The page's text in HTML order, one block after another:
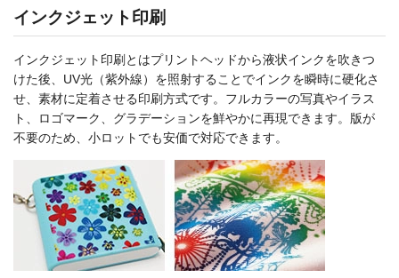
インクジェット印刷
インクジェット印刷とはプリントヘッドから液状インクを吹きつ
けた後、UV光（紫外線）を照射することでインクを瞬時に硬化さ
せ、素材に定着させる印刷方式です。フルカラーの写真やイラス
ト、ロゴマーク、グラデーションを鮮やかに再現できます。版が
不要のため、小ロットでも安価で対応できます。